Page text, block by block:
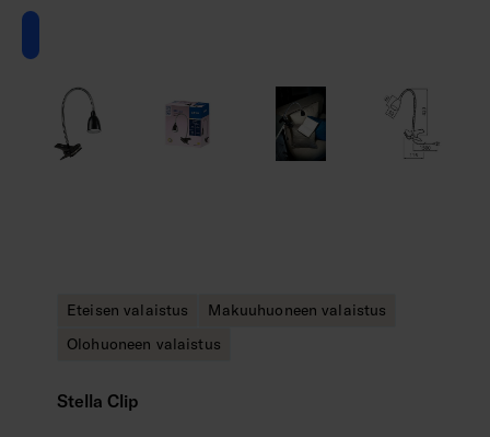
Eteisen valaistus
Makuuhuoneen valaistus
Olohuoneen valaistus
Stella Clip